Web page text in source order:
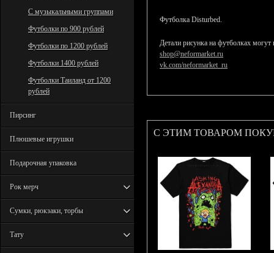
С музыкальными группами
Футболки по 900 рублей
Футболки по 1200 рублей
Футболки 1400 рублей
Футболки Таиланд от 1200
рублей
Пирсинг
Плюшевые игрушки
Подарочная упаковка
Рок мерч
Сумки, рюкзаки, торбы
Тату
Футболка Disturbed.
Детали рисунка на футболках
shop@neformarket.ru
vk.com/neformarket_ru
С ЭТИМ ТОВАРОМ